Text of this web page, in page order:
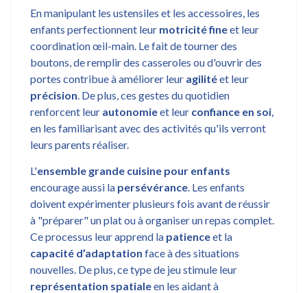
En manipulant les ustensiles et les accessoires, les
enfants perfectionnent leur motricité fineet leur
coordination œil-main. Le fait de tourner des
boutons, de remplir des casseroles ou d'ouvrir des
portes contribue à améliorer leur agilitéet leur
précision. De plus, ces gestes du quotidien
renforcent leur autonomieet leur confiance en soi,
en les familiarisant avec des activités qu'ils verront
leurs parents réaliser.
L'ensemble grande cuisine pour enfants
encourage aussi la persévérance. Les enfants
doivent expérimenter plusieurs fois avant de réussir
à "préparer" un plat ou à organiser un repas complet.
Ce processus leur apprend la patienceet la
capacité d’adaptation face à des situations
nouvelles. De plus, ce type de jeu stimule leur
représentation spatialeen les aidant à